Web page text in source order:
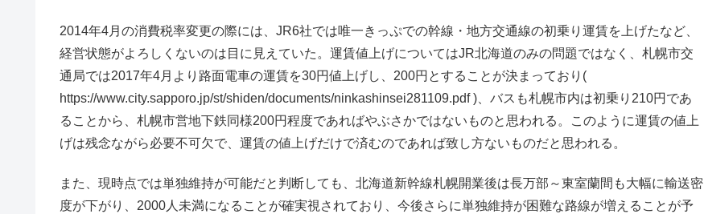
2014年4月の消費税率変更の際には、JR6社では唯一きっぷでの幹線・地方交通線の初乗り運賃を上げたなど、
経営状態がよろしくないのは目に見えていた。運賃値上げについてはJR北海道のみの問題ではなく、札幌市交
通局では2017年4月より路面電車の運賃を30円値上げし、200円とすることが決まっており(
https://www.city.sapporo.jp/st/shiden/documents/ninkashinsei281109.pdf )、バスも札幌市内は初乗り210円であ
ることから、札幌市営地下鉄同様200円程度であればやぶさかではないものと思われる。このように運賃の値上
げは残念ながら必要不可欠で、運賃の値上げだけで済むのであれば致し方ないものだと思われる。
また、現時点では単独維持が可能だと判断しても、北海道新幹線札幌開業後は長万部～東室蘭間も大幅に輸送密
度が下がり、2000人未満になることが確実視されており、今後さらに単独維持が困難な路線が増えることが予